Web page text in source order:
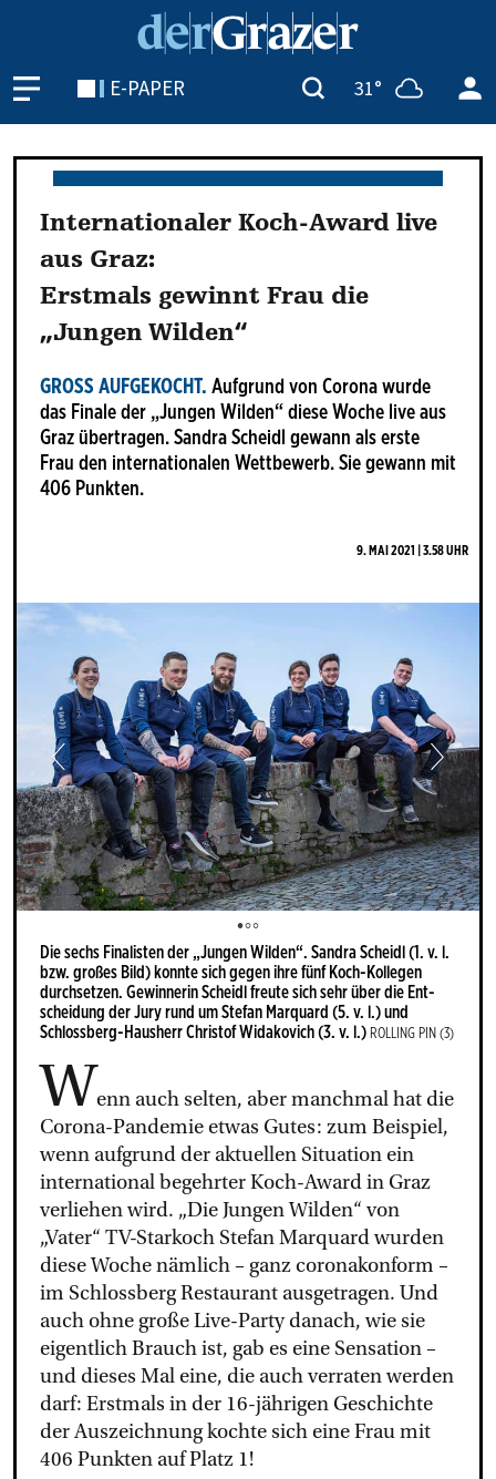
E-PAPER 31°
Internationaler Koch-Award live
aus Graz:
Erstmals gewinnt Frau die
„Jungen Wilden“
GROSS AUFGEKOCHT. Aufgrund von Corona wurde
das Finale der „Jungen Wilden“ diese Woche live aus
Graz übertragen. Sandra Scheidl gewann als erste
Frau den internationalen Wettbewerb. Sie gewann mit
406 Punkten.
9. MAI 2021 | 3.58 UHR
Die sechs Fi­na­lis­ten der „Jun­gen Wil­den“. San­dra Scheidl (1. v. l.
bzw. gro­ßes Bild) konn­te sich ge­gen ihre fünf Koch-Kol­le­gen
durch­set­zen. Ge­win­ne­rin Scheidl freu­te sich sehr über die Ent­
schei­dung der Jury rund um Ste­fan Mar­quard (5. v. l.) und
Schloss­berg-Haus­herr Chris­tof Wi­da­ko­vich (3. v. l.) ROL­LING PIN (3)
Wenn auch selten, aber manchmal hat die
Corona-Pandemie etwas Gutes: zum Beispiel,
wenn aufgrund der aktuellen Situation ein
international begehrter Koch-Award in Graz
verliehen wird. „Die Jungen Wilden“ von
„Vater“ TV-Starkoch Stefan Marquard wurden
diese Woche nämlich – ganz coronakonform –
im Schlossberg Restaurant ausgetragen. Und
auch ohne große Live-Party danach, wie sie
eigentlich Brauch ist, gab es eine Sensation –
und dieses Mal eine, die auch verraten werden
darf: Erstmals in der 16-jährigen Geschichte
der Auszeichnung kochte sich eine Frau mit
406 Punkten auf Platz 1!